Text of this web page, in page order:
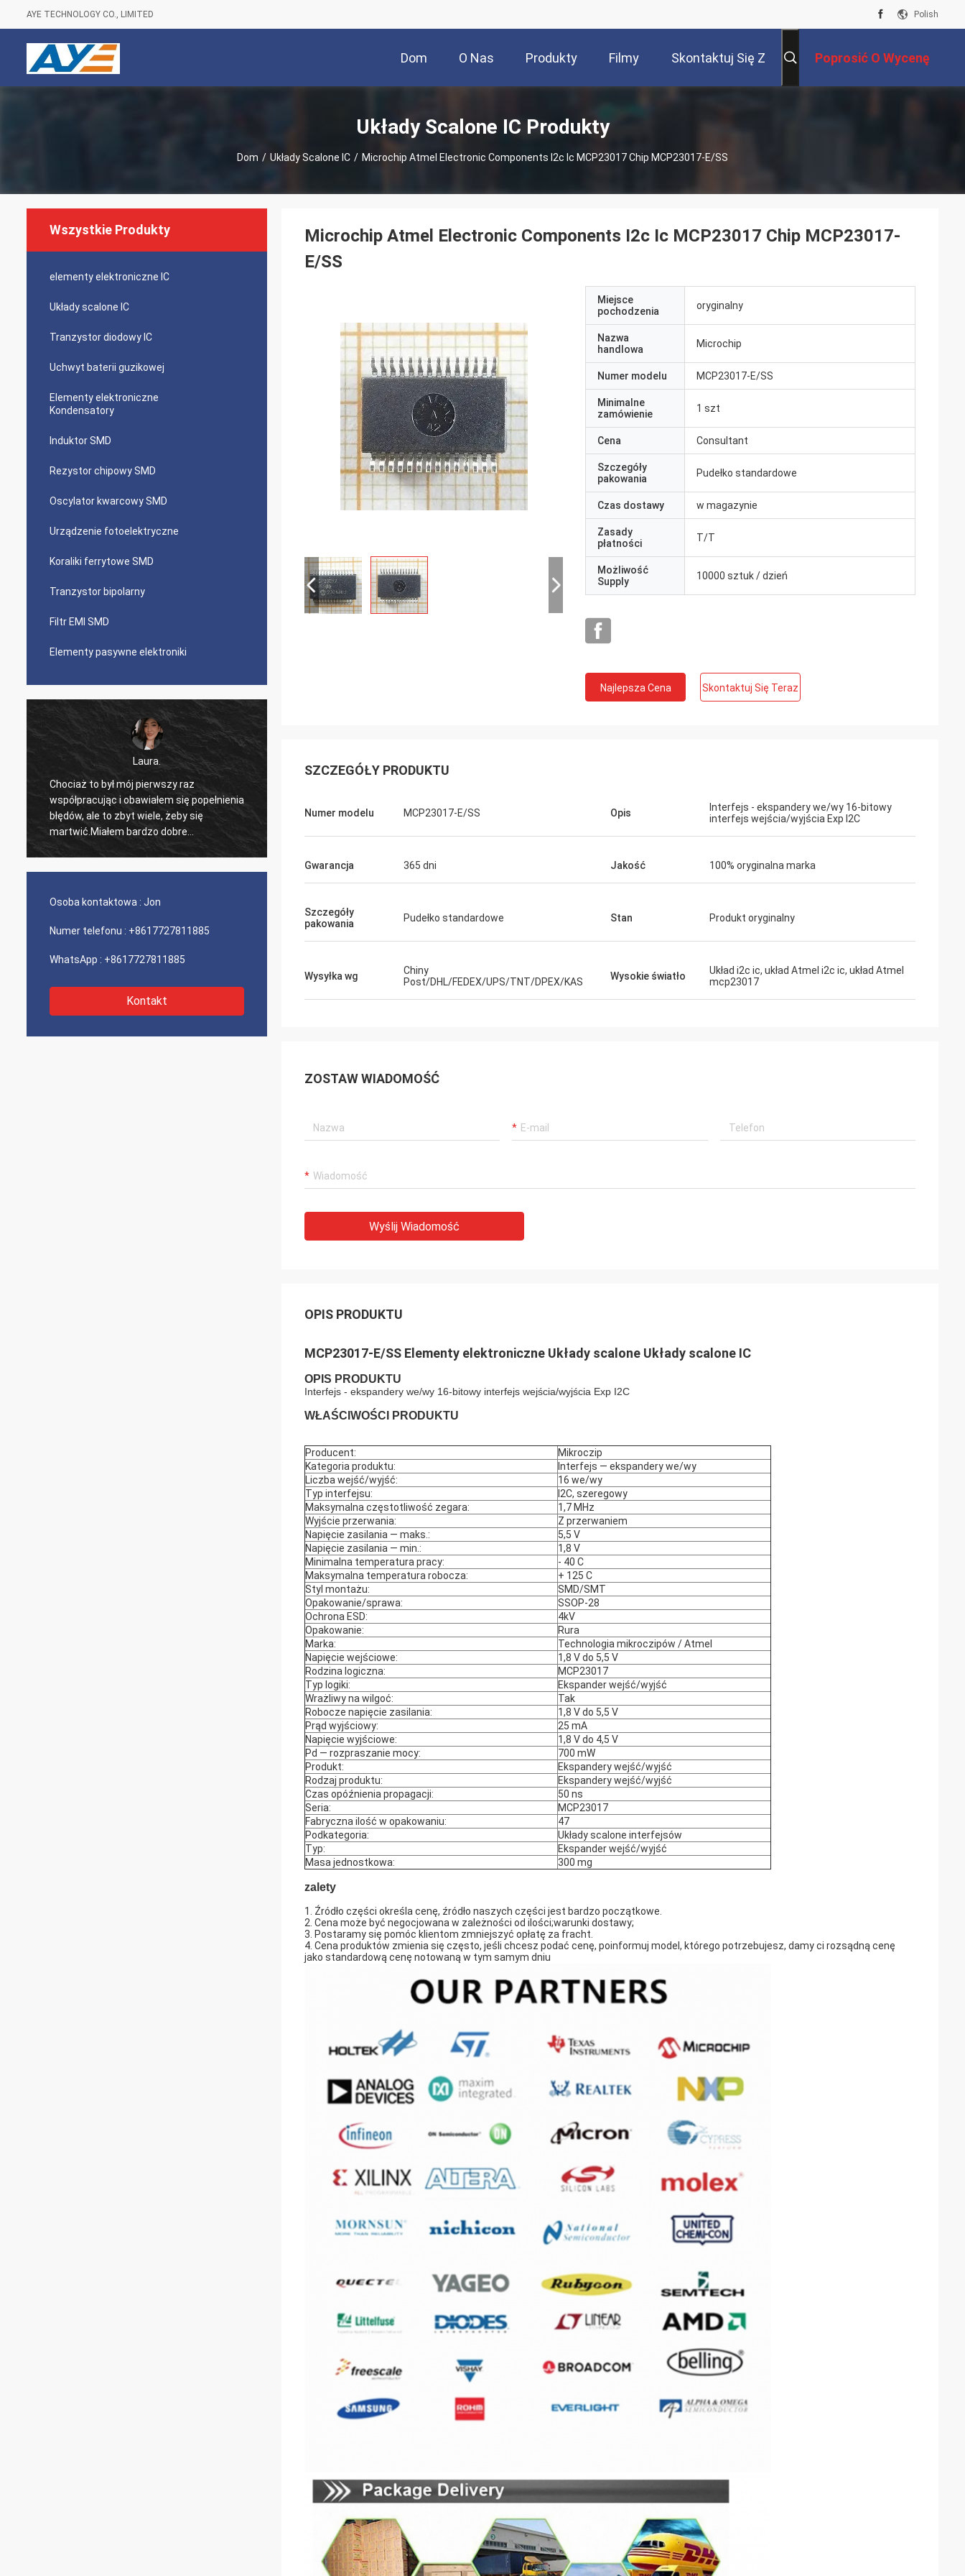
AYE TECHNOLOGY CO., LIMITED Polish
Dom O Nas Produkty Filmy Skontaktuj Się Z Poprosić O Wycenę
Układy Scalone IC Produkty
Dom / Układy Scalone IC / Microchip Atmel Electronic Components I2c Ic MCP23017 Chip MCP23017-E/SS
Wszystkie Produkty
elementy elektroniczne IC
Układy scalone IC
Tranzystor diodowy IC
Uchwyt baterii guzikowej
Elementy elektroniczne
Kondensatory
Induktor SMD
Rezystor chipowy SMD
Oscylator kwarcowy SMD
Urządzenie fotoelektryczne
Koraliki ferrytowe SMD
Tranzystor bipolarny
Filtr EMI SMD
Elementy pasywne elektroniki
Laura.
Chociaż to był mój pierwszy raz
współpracując i obawiałem się popełnienia
błędów, ale to zbyt wiele, żeby się
martwić.Miałem bardzo dobre
doświadczenie w otrzymaniu chipa i w
Rajan.
razem, jeśli będziecie czegoś
opakowanie nie jest uszkodzone, a jakość
Osoba kontaktowa : Jon
Numer telefonu : +8617727811885
WhatsApp : +8617727811885
Kontakt
Microchip Atmel Electronic Components I2c Ic MCP23017 Chip MCP23017-
E/SS
Miejsce
pochodzenia
oryginalny
Nazwa
handlowa
Microchip
Numer modelu MCP23017-E/SS
Minimalne
zamówienie
1 szt
Cena Consultant
Szczegóły
pakowania
Pudełko standardowe
Czas dostawy w magazynie
Zasady
płatności
T/T
Możliwość
Supply
10000 sztuk / dzień
Najlepsza Cena Skontaktuj Się Teraz
SZCZEGÓŁY PRODUKTU
Numer modelu MCP23017-E/SS Opis
Interfejs - ekspandery we/wy 16-bitowy
interfejs wejścia/wyjścia Exp I2C
Gwarancja 365 dni Jakość 100% oryginalna marka
Szczegóły
pakowania
Pudełko standardowe Stan Produkt oryginalny
Wysyłka wg
Chiny
Post/DHL/FEDEX/UPS/TNT/DPEX/KAS
Wysokie światło
Układ i2c ic, układ Atmel i2c ic, układ Atmel
mcp23017
ZOSTAW WIADOMOŚĆ
Wyślij Wiadomość
OPIS PRODUKTU
MCP23017-E/SS Elementy elektroniczne Układy scalone Układy scalone IC
OPIS PRODUKTU
Interfejs - ekspandery we/wy 16-bitowy interfejs wejścia/wyjścia Exp I2C
WŁAŚCIWOŚCI PRODUKTU
Producent:
Mikroczip
Kategoria produktu:
Interfejs — ekspandery we/wy
Liczba wejść/wyjść:
16 we/wy
Typ interfejsu:
I2C, szeregowy
Maksymalna częstotliwość zegara:
1,7 MHz
Wyjście przerwania:
Z przerwaniem
Napięcie zasilania — maks.:
5,5 V
Napięcie zasilania — min.:
1,8 V
Minimalna temperatura pracy:
- 40 C
Maksymalna temperatura robocza:
+ 125 C
Styl montażu:
SMD/SMT
Opakowanie/sprawa:
SSOP-28
Ochrona ESD:
4kV
Opakowanie:
Rura
Marka:
Technologia mikroczipów / Atmel
Napięcie wejściowe:
1,8 V do 5,5 V
Rodzina logiczna:
MCP23017
Typ logiki:
Ekspander wejść/wyjść
Wrażliwy na wilgoć:
Tak
Robocze napięcie zasilania:
1,8 V do 5,5 V
Prąd wyjściowy:
25 mA
Napięcie wyjściowe:
1,8 V do 4,5 V
Pd — rozpraszanie mocy:
700 mW
Produkt:
Ekspandery wejść/wyjść
Rodzaj produktu:
Ekspandery wejść/wyjść
Czas opóźnienia propagacji:
50 ns
Seria:
MCP23017
Fabryczna ilość w opakowaniu:
47
Podkategoria:
Układy scalone interfejsów
Typ:
Ekspander wejść/wyjść
Masa jednostkowa:
300 mg
zalety
1. Źródło części określa cenę, źródło naszych części jest bardzo początkowe.
2. Cena może być negocjowana w zależności od ilości;warunki dostawy;
3. Postaramy się pomóc klientom zmniejszyć opłatę za fracht.
4. Cena produktów zmienia się często, jeśli chcesz podać cenę, poinformuj model, którego potrzebujesz, damy ci rozsądną cenę
jako standardową cenę notowaną w tym samym dniu